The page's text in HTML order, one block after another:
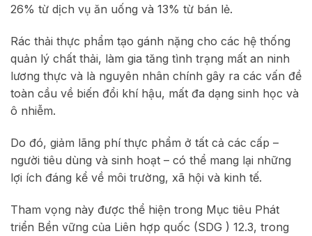
26% từ dịch vụ ăn uống và 13% từ bán lẻ.
Rác thải thực phẩm tạo gánh nặng cho các hệ thống
quản lý chất thải, làm gia tăng tình trạng mất an ninh
lương thực và là nguyên nhân chính gây ra các vấn đề
toàn cầu về biến đổi khí hậu, mất đa dạng sinh học và
ô nhiễm.
Do đó, giảm lãng phí thực phẩm ở tất cả các cấp –
người tiêu dùng và sinh hoạt – có thể mang lại những
lợi ích đáng kể về môi trường, xã hội và kinh tế.
Tham vọng này được thể hiện trong Mục tiêu Phát
triển Bền vững của Liên hợp quốc (SDG ) 12.3, trong